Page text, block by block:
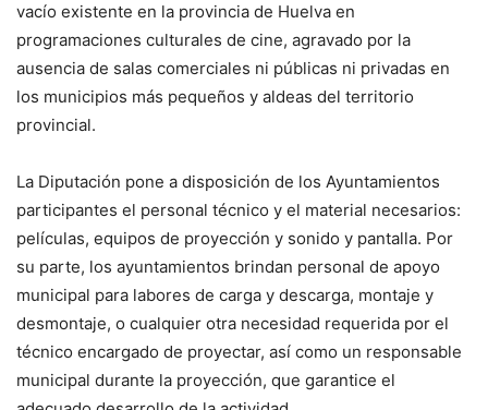
vacío existente en la provincia de Huelva en
programaciones culturales de cine, agravado por la
ausencia de salas comerciales ni públicas ni privadas en
los municipios más pequeños y aldeas del territorio
provincial.
La Diputación pone a disposición de los Ayuntamientos
participantes el personal técnico y el material necesarios:
películas, equipos de proyección y sonido y pantalla. Por
su parte, los ayuntamientos brindan personal de apoyo
municipal para labores de carga y descarga, montaje y
desmontaje, o cualquier otra necesidad requerida por el
técnico encargado de proyectar, así como un responsable
municipal durante la proyección, que garantice el